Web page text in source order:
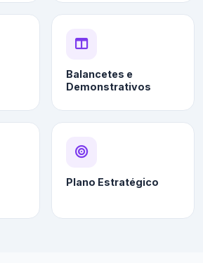
Balancetes e
Demonstrativos
Plano Estratégico